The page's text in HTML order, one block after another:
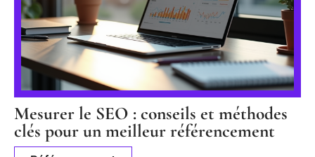
Mesurer le SEO : conseils et méthodes
clés pour un meilleur référencement